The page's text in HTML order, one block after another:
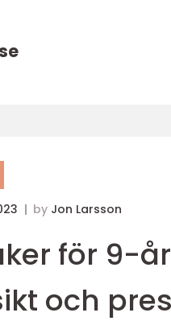
by Jon Larsson
för 9-
och